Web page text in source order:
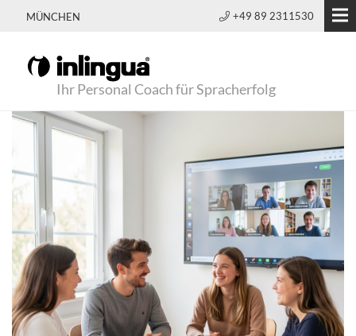
MÜNCHEN +49 89 2311530
Ihr Personal Coach für Spracherfolg